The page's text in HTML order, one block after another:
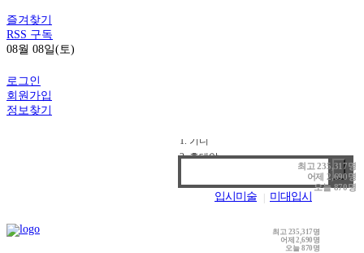
즐겨찾기
RSS 구독
08월 08일(토)
로그인
회원가입
정보찾기
최고235,317명
어제 2,690명
오늘870명
1. 기디
입시미술 미대입시
최고 235,317명
어제2,690명
오늘 870명